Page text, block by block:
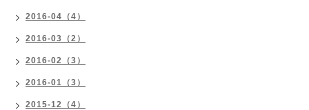
2016-04（4）
2016-03（2）
2016-02（3）
2016-01（3）
2015-12（4）